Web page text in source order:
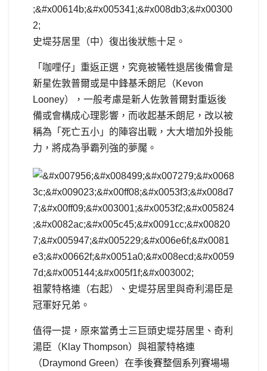
史堤芬居里（中）復出後狀態十足。
「咖哩仔」重返正選，究竟被犧牲退居後備會是
新星佐敦普爾或是中鋒基禾朗尼（Kevon
Looney），一般考慮是新人佐敦普爾對重返後
備或會構成心理影響，而收起基禾朗尼，改以被
稱為「死亡五小」的陣容出戰，大大增加外投能
力，將成為爭霸列強的夢魘。
祖蒙特格連（右起）、史堤芬居里與奇利湯臣是
冠軍好兄弟。
值得一提，原來當勇士三巨頭史堤芬居里、奇利
湯臣（Klay Thompson）與祖蒙特格連
（Draymond Green）在季後賽整個系列賽場場